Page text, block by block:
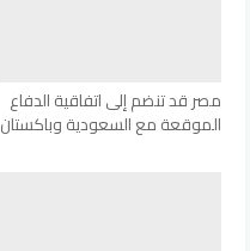
مصر قد تنضم إلى اتفاقية الدفاع
الموقعة مع السعودية وباكستان